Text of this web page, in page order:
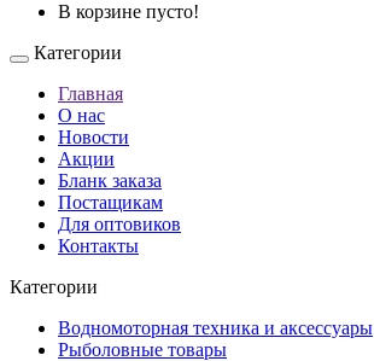
В корзине пусто!
Категории
Главная
О нас
Новости
Акции
Бланк заказа
Постащикам
Для оптовиков
Контакты
Категории
Водномоторная техника и аксессуары
Рыболовные товары